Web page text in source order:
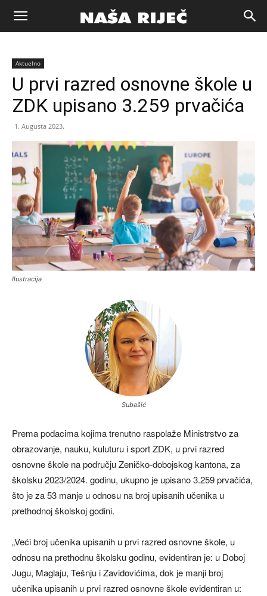
Naša
riječ
Aktuelno
U prvi razred osnovne škole u
ZDK upisano 3.259 prvačića
1. Augusta 2023.
Ilustracija
Subašić
Prema podacima kojima trenutno raspolaže Ministrstvo za
obrazovanje, nauku, kuluturu i sport ZDK, u prvi razred
osnovne škole na području Zeničko-dobojskog kantona, za
školsku 2023/2024. godinu, ukupno je upisano 3.259 prvačića,
što je za 53 manje u odnosu na broj upisanih učenika u
prethodnoj školskoj godini.
„Veći broj učenika upisanih u prvi razred osnovne škole, u
odnosu na prethodnu školsku godinu, evidentiran je: u Doboj
Jugu, Maglaju, Tešnju i Zavidovićima, dok je manji broj
učenika upisanih u prvi razred osnovne škole evidentiran u: